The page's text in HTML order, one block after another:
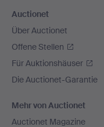
Auctionet
Über Auctionet
Offene Stellen
Für Auktionshäuser
Die Auctionet-Garantie
Mehr von Auctionet
Auctionet Magazine